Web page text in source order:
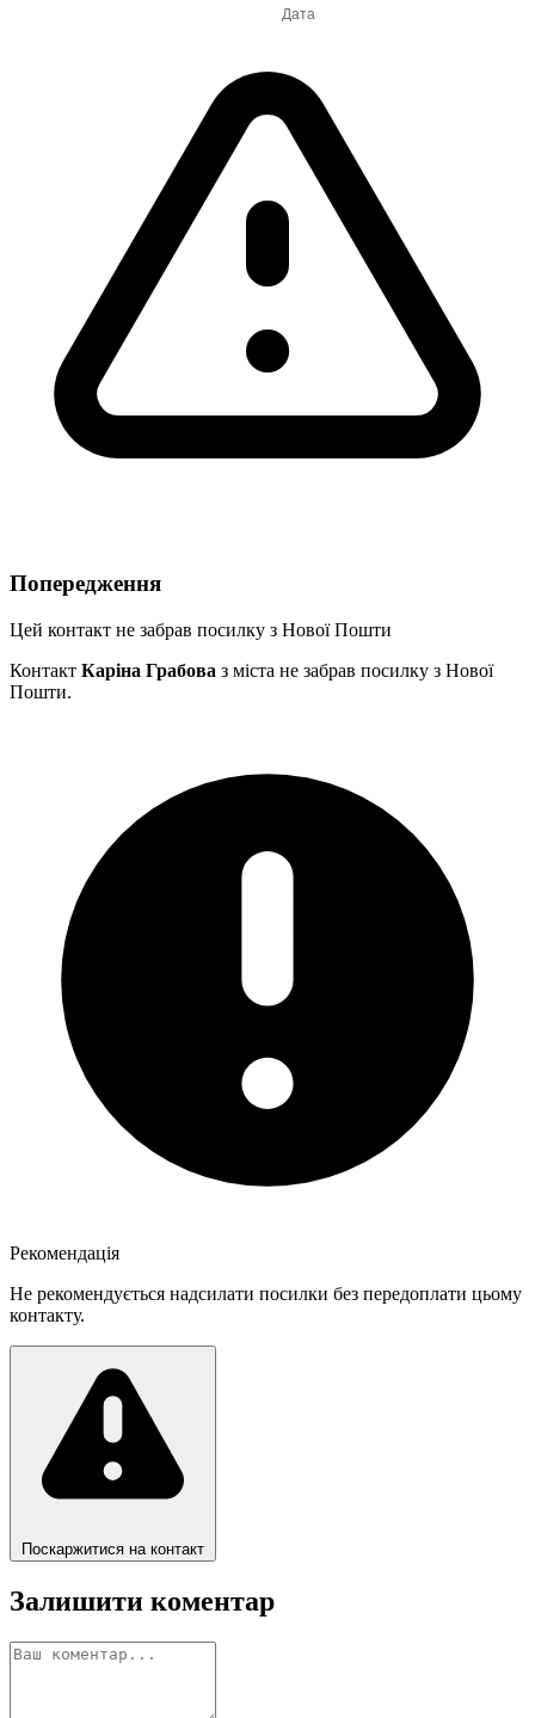
Попередження
Цей контакт не забрав посилку з Нової Пошти
Контакт Каріна Грабова з міста не забрав посилку з Нової
Пошти.
Рекомендація
Не рекомендується надсилати посилки без передоплати цьому
контакту.
Поскаржитися на контакт
Залишити коментар